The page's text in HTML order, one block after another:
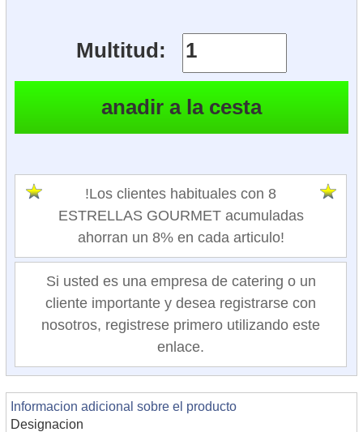
Multitud:
!Los clientes habituales con 8
ESTRELLAS GOURMET acumuladas
ahorran un 8% en cada articulo!
Si usted es una empresa de catering o un
cliente importante y desea registrarse con
nosotros, registrese primero utilizando este
enlace.
Informacion adicional sobre el producto
Designacion